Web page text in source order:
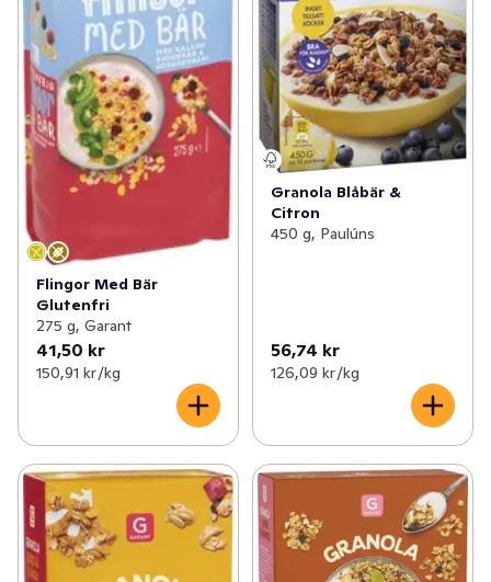
Flingor Med Bär
Glutenfri
275 g, Garant
41,50 kr
150,91 kr /kg
Granola Blåbär &
Citron
450 g, Paulúns
56,74 kr
126,09 kr /kg